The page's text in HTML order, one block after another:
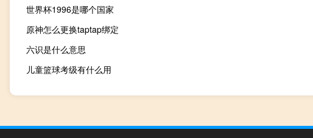
世界杯1996是哪个国家
原神怎么更换taptap绑定
六识是什么意思
儿童篮球考级有什么用